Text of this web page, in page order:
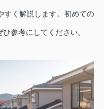
すく解説します。初めての
参考にしてください。